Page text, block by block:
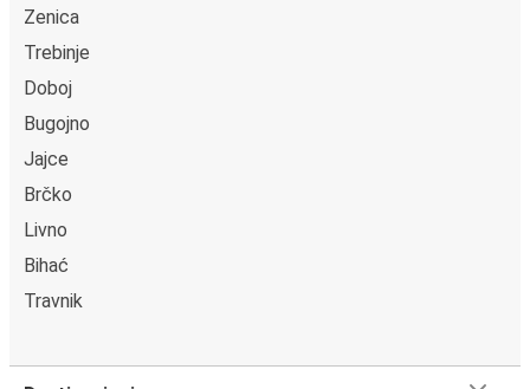
Zenica
Trebinje
Doboj
Bugojno
Jajce
Brčko
Livno
Bihać
Travnik